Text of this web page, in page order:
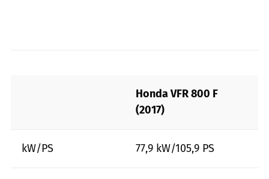
Honda VFR 800 F
(2017)
kW/PS 77,9 kW/105,9 PS